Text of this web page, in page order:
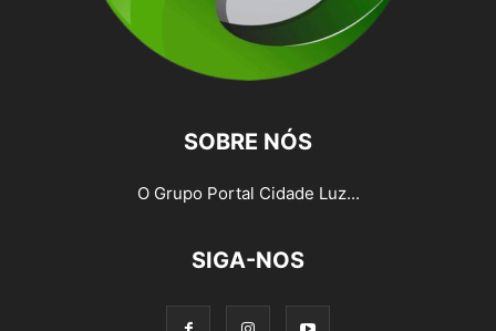
SOBRE NÓS
O Grupo Portal Cidade Luz...
SIGA-NOS